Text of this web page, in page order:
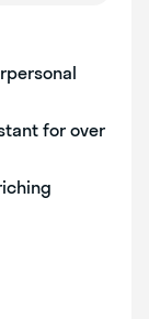
for over